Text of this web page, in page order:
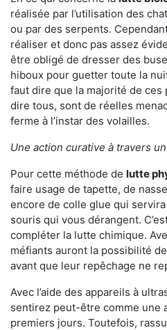
réalisée par l’utilisation des
ou par des serpents.
réaliser et donc pas assez
être obligé de dresser des
hiboux pour guetter toute la
faut dire que la majorité de ces
dire tous, sont de réelles
ferme à l’instar des volailles.
Une action curative à travers
Pour cette méthode de lutte
faire usage de tapette, de
encore de colle glue qui
souris qui vous dérangent.
compléter la lutte chimique.
méfiants auront la possibilité
avant que leur repêchage ne
Avec l’aide des appareils à
sentirez peut-être comme une
premiers jours. Toutefois,